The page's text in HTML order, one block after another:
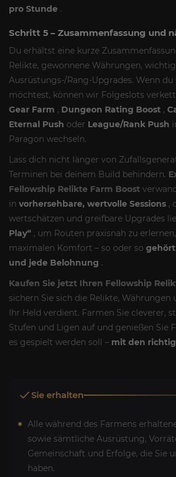
pro Stunde .
Schritt 5 – Zusammenfassung und
Du erhältst eine kurze
Relikte, gewonnene Währungen,
Ausrüstungs-/Rang-Upgrades. Wenn
möchtest, können wir Folgeslots
Gear Farm , Dungeon Rating Boost ,
Eternal Push oder League/Rank Push
Paragon wechseln.
Lass dich nicht länger von
Terminen bei deinem Build behindern.
Fellowship Relikte Farm Boost
in vorhersehbare, wertvolle Sessions ,
wertschätzen und greifbare Upgrades
Play“ , um Routen praxisnah zu
maximalen Komfort – so oder so
und jede Belohnung .
Kaufen Sie jetzt Ihren Fellowship
sichern Sie sich die Relikte, Währungen
Ihr Held verdient. Farmen Sie cleverer,
Stufen und Ligen auf und genießen Sie
es gespielt werden soll – mit den
Sie erhalten
Alle während des Farmens
sowie sämtliche Ausrüstung,
Gemeinschaft und Erfolge, die Sie
haben.